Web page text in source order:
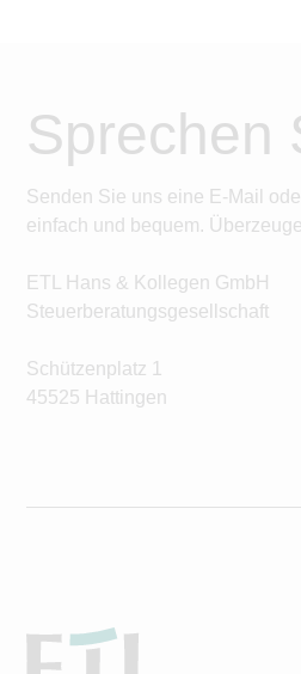
Sprechen
Senden Sie uns eine E-Mail
einfach und bequem.
ETL Hans & Kollegen GmbH
Steuerberatungsgesellschaft
Schützenplatz 1
45525 Hattingen